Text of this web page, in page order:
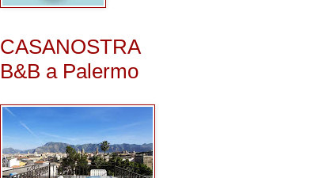
CASANOSTRA
B&B a Palermo